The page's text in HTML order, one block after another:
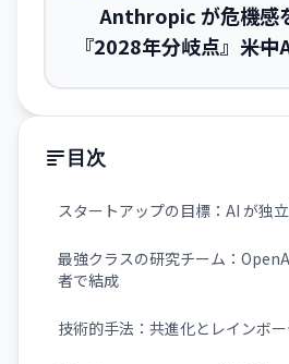
Anthropic が危機感
『2028年分岐点』――米
目次
スタートアップの目標：AI が独
最強クラスの研究チーム：
者で結成
技術的手法：共進化とレインボ